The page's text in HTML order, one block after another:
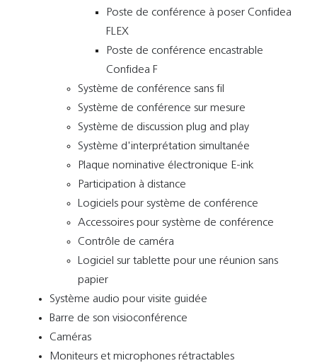
Poste de conférence à poser Confidea
FLEX
Poste de conférence encastrable
Confidea F
Système de conférence sans fil
Système de conférence sur mesure
Système de discussion plug and play
Système d'interprétation simultanée
Plaque nominative électronique E-ink
Participation à distance
Logiciels pour système de conférence
Accessoires pour système de conférence
Contrôle de caméra
Logiciel sur tablette pour une réunion sans
papier
Système audio pour visite guidée
Barre de son visioconférence
Caméras
Moniteurs et microphones rétractables